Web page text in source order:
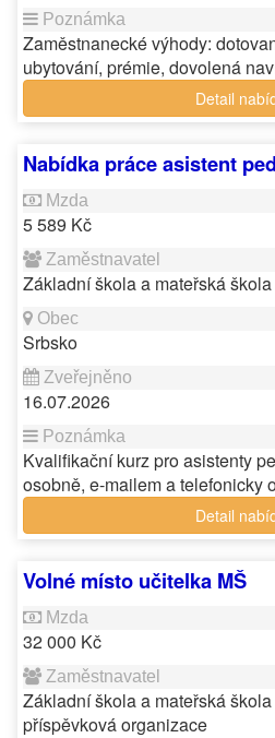
Zaměstnanecké výhody:
ubytování, prémie, dovolená
Detail
Nabídka práce asistent
5 589 Kč
Základní škola a mateřská
Srbsko
16.07.2026
Kvalifikační kurz pro asistenty
osobně, e-mailem a telefonicky
Detail
Volné místo učitelka MŠ
32 000 Kč
Základní škola a mateřská
příspěvková organizace